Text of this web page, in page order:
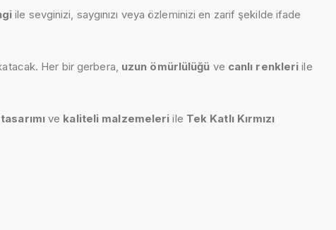
ile sevginizi, saygınızı veya özleminizi en zarif şekilde ifade
Her bir gerbera, uzun ömürlülüğü ve canlı renkleri ile
ve kaliteli malzemeleri ile Tek Katlı Kırmızı